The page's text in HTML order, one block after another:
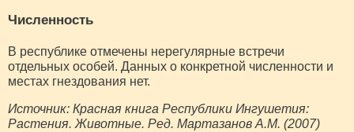
Численность
В республике отмечены нерегулярные встречи
отдельных особей. Данных о конкретной численности и
местах гнездования нет.
Источник: Красная книга Республики Ингушетия:
Растения. Животные. Ред. Мартазанов А.М. (2007)